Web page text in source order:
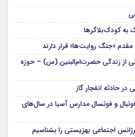
به کودک‌بلاگرها
«جنگ روایت‌ها» قرار دارند
از زندگی حضرت‌ام‌البنین (س) – حوزه
حادثه انفجار گاز
فوتبال و فوتسال مدارس آسیا در سال‌های
اجتماعی بهزیستی را بشناسیم